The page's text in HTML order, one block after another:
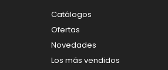
Catálogos
Ofertas
Novedades
Los más vendidos